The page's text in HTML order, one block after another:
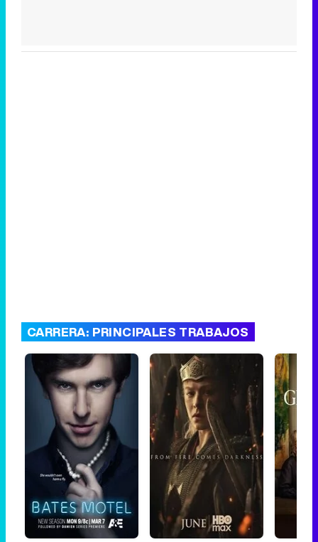
CARRERA: PRINCIPALES TRABAJOS